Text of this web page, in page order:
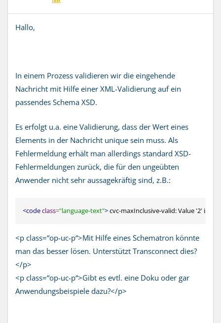
Hallo,
In einem Prozess validieren wir die eingehende
Nachricht mit Hilfe einer XML-Validierung auf ein
passendes Schema XSD.
Es erfolgt u.a. eine Validierung, dass der Wert eines
Elements in der Nachricht unique sein muss. Als
Fehlermeldung erhält man allerdings standard XSD-
Fehlermeldungen zurück, die für den ungeübten
Anwender nicht sehr aussagekräftig sind, z.B.:
<codeclass="language-text"> cvc-maxInclusive-valid: Value '2' is
<p class=“op-uc-p“>Mit Hilfe eines Schematron könnte
man das besser lösen. Unterstützt Transconnect dies?
</p>
<p class=“op-uc-p“>Gibt es evtl. eine Doku oder gar
Anwendungsbeispiele dazu?</p>